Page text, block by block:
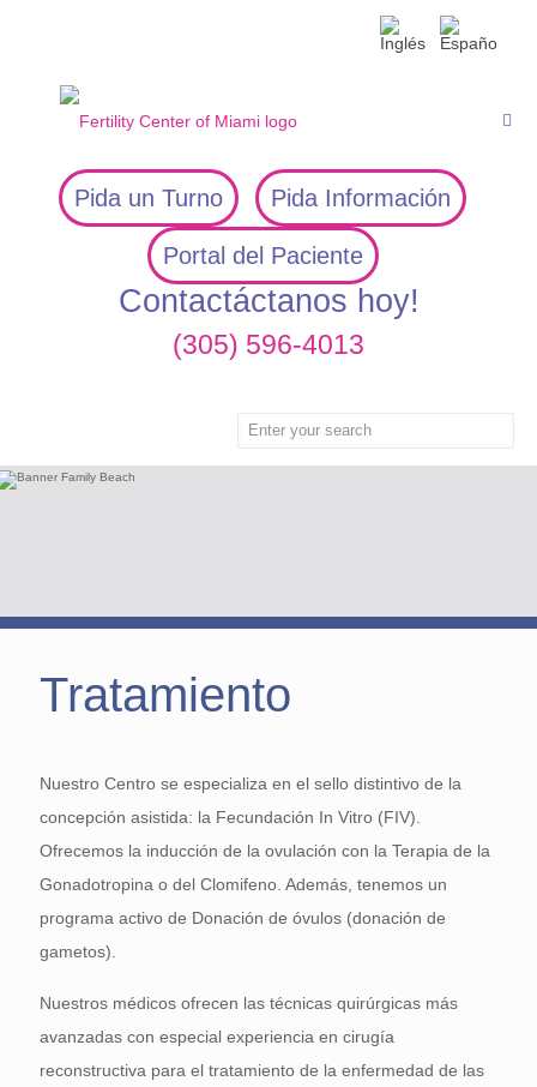
Pida un Turno Pida Información
Portal del Paciente
Contactáctanos hoy!
(305) 596-4013
Tratamiento
Nuestro Centro se especializa en el sello distintivo de la
concepción asistida: la Fecundación In Vitro (FIV).
Ofrecemos la inducción de la ovulación con la Terapia de la
Gonadotropina o del Clomifeno. Además, tenemos un
programa activo de Donación de óvulos (donación de
gametos).
Nuestros médicos ofrecen las técnicas quirúrgicas más
avanzadas con especial experiencia en cirugía
reconstructiva para el tratamiento de la enfermedad de las